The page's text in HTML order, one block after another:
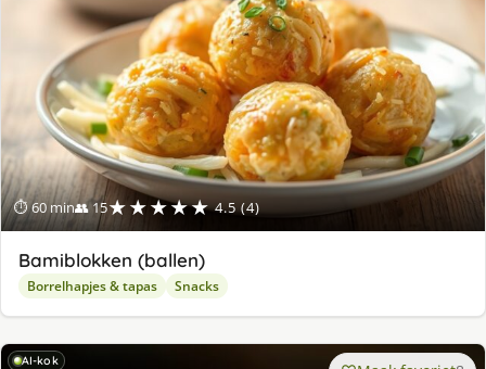
⏱ 60 min👥 15★★★★★ 4.5 (4)
Bamiblokken (ballen)
Borrelhapjes & tapas Snacks
AI-kok